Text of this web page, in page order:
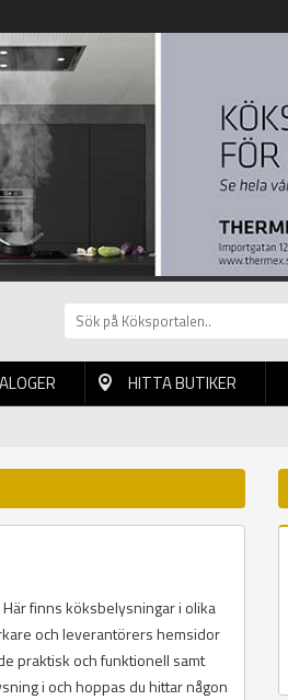
HITTA BUTIKER
finns köksbelysningar i olika
och leverantörers hemsidor
praktisk och funktionell samt
i och hoppas du hittar någon